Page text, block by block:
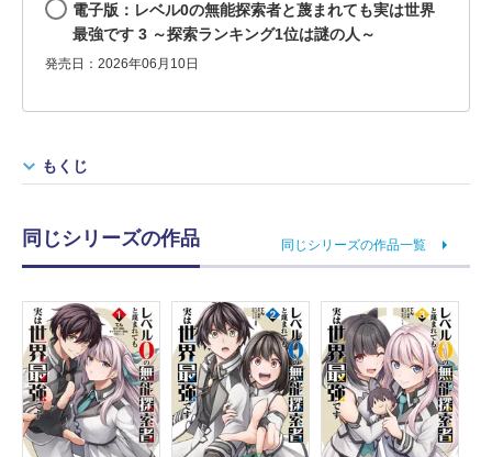
電子版：レベル0の無能探索者と蔑まれても実は世界
最強です 3 ～探索ランキング1位は謎の人～
発売日：2026年06月10日
もくじ
同じシリーズの作品 同じシリーズの作品一覧